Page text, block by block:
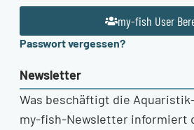
my-fish User
Passwort vergessen?
Newsletter
Was beschäftigt die
my-fish-Newsletter informiert